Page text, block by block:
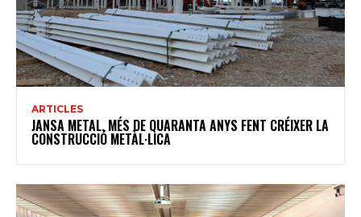
ARTICLES
JANSA METAL, MÉS DE QUARANTA ANYS FENT CRÉIXER LA
CONSTRUCCIÓ METÀL·LICA